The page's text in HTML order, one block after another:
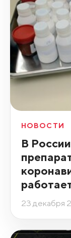
НОВОСТИ
В
23 декабря